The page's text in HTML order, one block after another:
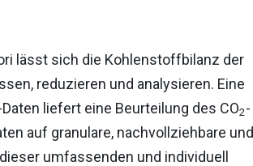
lässt sich die Kohlenstoffbilanz der
reduzieren und analysieren. Eine
liefert eine Beurteilung des CO2-
auf granulare, nachvollziehbare und
umfassenden und individuell